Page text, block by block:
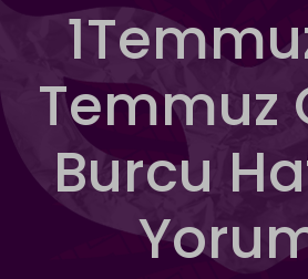
Temmuz
Burcu